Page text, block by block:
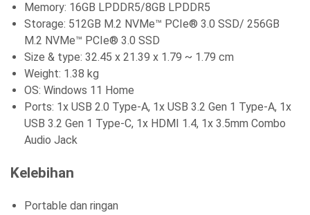
Memory: 16GB LPDDR5/8GB LPDDR5
Storage: 512GB M.2 NVMe™ PCIe® 3.0 SSD/ 256GB
M.2 NVMe™ PCIe® 3.0 SSD
Size & type: 32.45 x 21.39 x 1.79 ~ 1.79 cm
Weight: 1.38 kg
OS: Windows 11 Home
Ports: 1x USB 2.0 Type-A, 1x USB 3.2 Gen 1 Type-A, 1x
USB 3.2 Gen 1 Type-C, 1x HDMI 1.4, 1x 3.5mm Combo
Audio Jack
Kelebihan
Portable dan ringan